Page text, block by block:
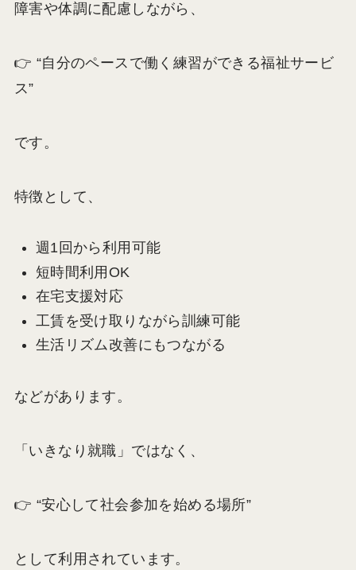
障害や体調に配慮しながら、
👉 “自分のペースで働く練習ができる福祉サービ
ス”
です。
特徴として、
週1回から利用可能
短時間利用OK
在宅支援対応
工賃を受け取りながら訓練可能
生活リズム改善にもつながる
などがあります。
「いきなり就職」ではなく、
👉 “安心して社会参加を始める場所”
として利用されています。